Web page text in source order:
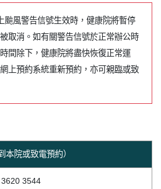
颱風警告信號生效時，健康院將暫停
取消。如有關警告信號於正常辦公時
間除下，健康院將盡快恢復正常運
上預約系統重新預約，亦可親臨或致
本院或致電預約）
3620 3544